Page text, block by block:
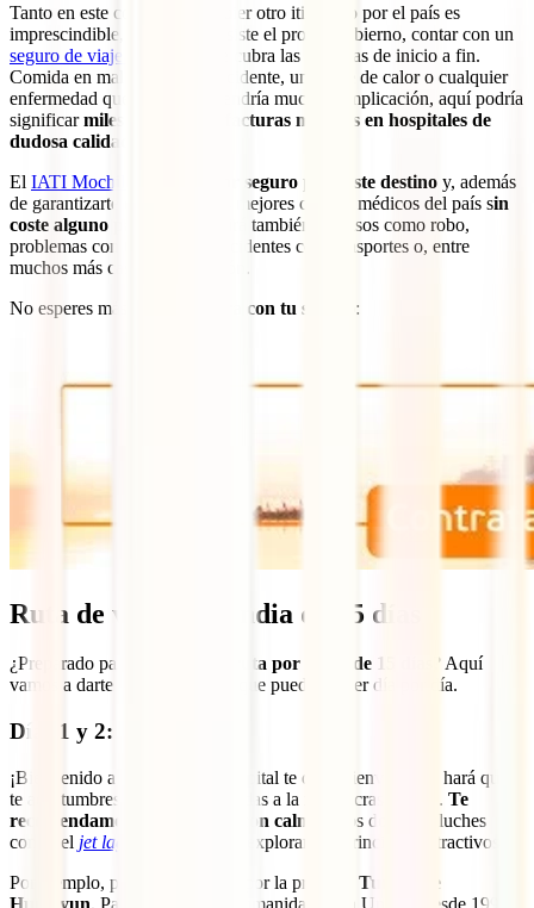
Tanto en este como en cualquier otro itinerario por el país es
imprescindible, tal y como insiste el propio gobierno, contar con un
seguro de viaje a India
que te cubra las espaldas de inicio a fin.
Comida en mal estado, un accidente, un golpe de calor o cualquier
enfermedad que en casa no tendría mucha complicación, aquí podría
significarmiles de euros en facturas médicas en hospitales de
dudosa calidad
El IATI Mochilero el mejor seguro para este destino y, además
de garantizarte el acceso a los mejores centros médicos del país sin
coste alguno para ti
, te cubrirá también en casos como robo,
problemas con tu equipaje, incidentes con transportes o, entre
muchos más casos, repatriación.
No esperes más y
hazte ahora con tu seguro :
Ruta de viaje por India de 15 días
¿Preparado para comenzar tu ruta por India de 15 días
? Aquí
vamos a darte un boceto de lo que puedes hacer día por día.
Días 1 y 2: Delhi
¡Bienvenido a India! Su loca capital te da la bienvenida y hará que
te acostumbres a marchas forzadas a la idiosincrasia india. Te
recomendamos que te tomes con calma
estos dos días, luches
contra el jet lag
y te dediques a explorar sus principales atractivos.
Por ejemplo, puedes comenzar por la preciosa Tumba de
Humayun, Patrimonio de la Humanidad de la Unesco desde 1993 y